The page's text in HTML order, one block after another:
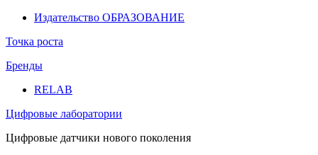
Издательство ОБРАЗОВАНИЕ
Точка роста
Бренды
RELAB
Цифровые лаборатории
Цифровые датчики нового поколения